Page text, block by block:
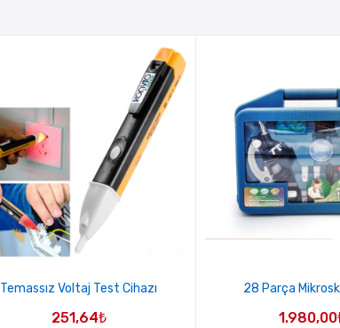
Temassız Voltaj Test Cihazı
251,64₺
28 Parça
1.980,00